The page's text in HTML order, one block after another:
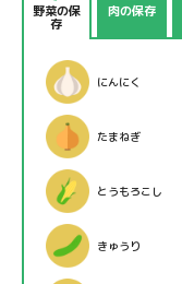
野菜の保
存
肉の保存
にんにく
たまねぎ
とうもろこし
きゅうり